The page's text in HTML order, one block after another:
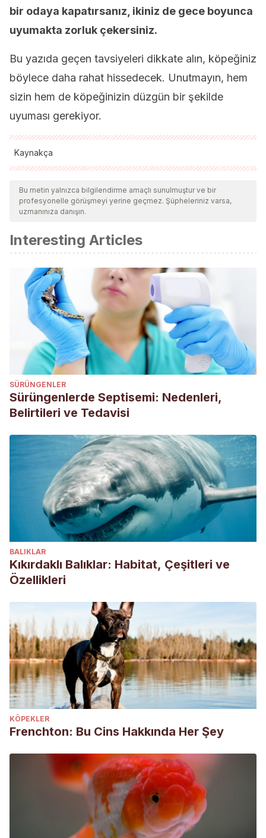
bir odaya kapatırsanız, ikiniz de gece boyunca
uyumakta zorluk çekersiniz.
Bu yazıda geçen tavsiyeleri dikkate alın, köpeğiniz
böylece daha rahat hissedecek. Unutmayın, hem
sizin hem de köpeğinizin düzgün bir şekilde
uyuması gerekiyor.
Kaynakça
Tüm alıntı yapılan kaynaklar, kalitelerini, güvenilirliklerini,
güncelliklerini ve geçerliliklerini sağlamak için ekibimiz
tarafından derinlemesine incelendi. Bu makalenin bibliyografisi
kabul edildi.
Wikihow.Cómo evitar que tu perro te despierte en la noche.
Coautor: Pippa Elliott. Extraído de:
https://es.wikihow.com/evitar-que-tu-perro-te-despierte-
en-la-noche
Kiwoko. Consejos de Adiestramiento: Trucos para que tu
perro duerma por la noche. Extraído de:
https://www.kiwoko.com/blogmundoanimal/como-educar-
perro-dormir-por-la-noche/
Experto animal.
noviembre de 2015. Extraído de:
las-noches-20493.html
Bu metin yalnızca bilgilendirme amaçlı sunulmuştur ve bir
profesyonelle görüşmeyi yerine geçmez. Şüpheleriniz varsa,
uzmanınıza danışın.
Interesting Articles
SÜRÜNGENLER
Sürüngenlerde Septisemi: Nedenleri,
Belirtileri ve Tedavisi
BALIKLAR
Kıkırdaklı Balıklar: Habitat, Çeşitleri ve
Özellikleri
KÖPEKLER
Frenchton: Bu Cins Hakkında Her Şey